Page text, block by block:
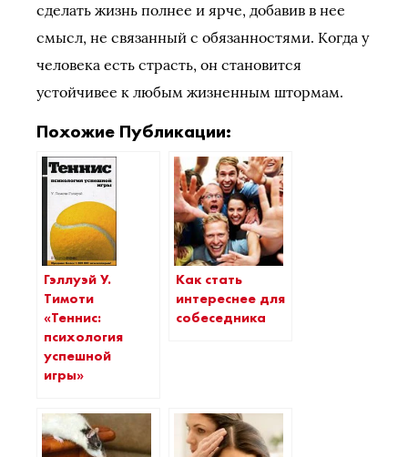
сделать жизнь полнее и ярче, добавив в нее
смысл, не связанный с обязанностями. Когда у
человека есть страсть, он становится
устойчивее к любым жизненным штормам.
Похожие Публикации:
Гэллуэй У.
Тимоти
«Теннис:
психология
успешной
игры»
Как стать
интереснее для
собеседника